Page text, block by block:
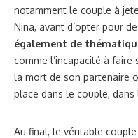
notamment le couple à
Nina, avant d’opter pour
également de
comme l’incapacité à
la mort de son partenaire
place dans le couple, dans
Au final, le véritable couple